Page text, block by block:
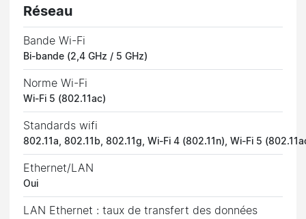
Réseau
Bande Wi-Fi
Bi-bande (2,4 GHz / 5 GHz)
Norme Wi-Fi
Wi-Fi 5 (802.11ac)
Standards wifi
802.11a, 802.11b, 802.11g, Wi-Fi 4 (802.11n), Wi-Fi 5
Ethernet/LAN
Oui
LAN Ethernet : taux de transfert des données